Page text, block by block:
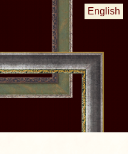
English